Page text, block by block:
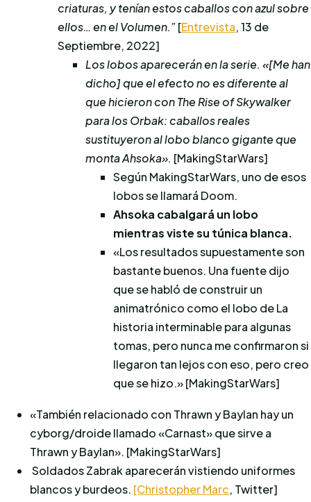
criaturas, y tenían estos caballos con azul sobre
ellos… en el Volumen.”[Entrevista, 13 de
Septiembre, 2022]
Los lobos aparecerán en la serie. «[Me han
dicho] que el efecto no es diferente al
que hicieron con The Rise of Skywalker
para los Orbak: caballos reales
sustituyeron al lobo blanco gigante que
monta Ahsoka». [MakingStarWars]
Según MakingStarWars, uno de esos
lobos se llamará Doom.
Ahsoka cabalgará un lobo
mientras viste su túnica blanca.
«Los resultados supuestamente son
bastante buenos. Una fuente dijo
que se habló de construir un
animatrónico como el lobo de La
historia interminable para algunas
tomas, pero nunca me confirmaron si
llegaron tan lejos con eso, pero creo
que se hizo.» [MakingStarWars]
«También relacionado con Thrawn y Baylan hay un
cyborg/droide llamado «Carnast» que sirve a
Thrawn y Baylan». [MakingStarWars]
Soldados Zabrak aparecerán vistiendo uniformes
blancos y burdeos. [Christopher Marc, Twitter]